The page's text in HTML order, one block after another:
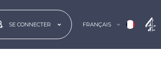
SE CONNECTER FRANÇAIS